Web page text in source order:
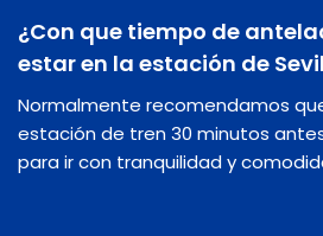
¿Con que tiempo de
estar en la estación de
Normalmente recomendamos
estación de tren 30 minutos
para ir con tranquilidad y